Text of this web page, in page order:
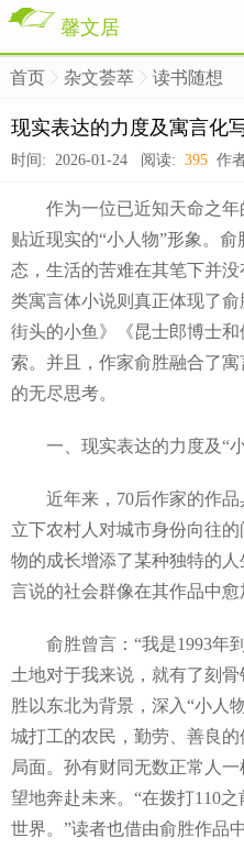
馨文居
首页 杂文荟萃 读书随想
现实表达的力度及寓言化
时间: 2026-01-24 阅读: 395 作
作为一位已近知天命之年的
贴近现实的“小人物”形象。
态，生活的苦难在其笔下并
类寓言体小说则真正体现了
街头的小鱼》《昆士郎博士和
索。并且，作家俞胜融合了
的无尽思考。
一、现实表达的力度及“小
近年来，70后作家的作品
立下农村人对城市身份向往
物的成长增添了某种独特的
言说的社会群像在其作品中愈
俞胜曾言：“我是1993年到
土地对于我来说，就有了刻
胜以东北为背景，深入“小人
城打工的农民，勤劳、善良
局面。孙有财同无数正常人
望地奔赴未来。“在拨打110
世界。”读者也借由俞胜作品